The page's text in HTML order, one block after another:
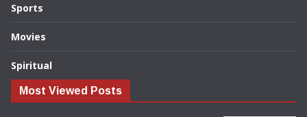
Sports
Movies
Spiritual
Most Viewed Posts